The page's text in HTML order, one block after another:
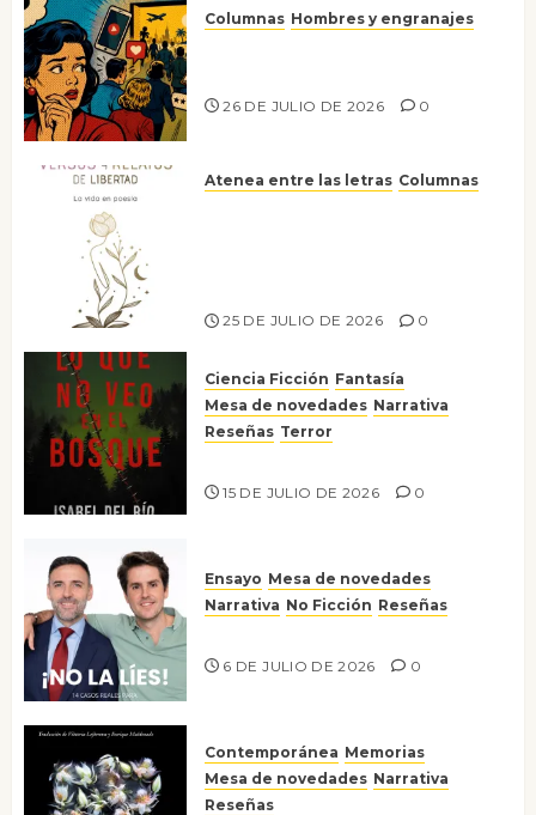
Columnas Hombres y engranajes
26 DE JULIO DE 2026 0
Atenea entre las letras Columnas
25 DE JULIO DE 2026 0
Ciencia Ficción Fantasía
Mesa de novedades Narrativa
Reseñas Terror
15 DE JULIO DE 2026 0
Ensayo Mesa de novedades
Narrativa No Ficción Reseñas
6 DE JULIO DE 2026 0
Contemporánea Memorias
Mesa de novedades Narrativa
Reseñas